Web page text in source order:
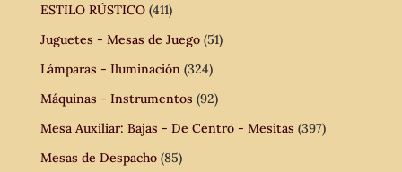
ESTILO RÚSTICO (411)
Juguetes - Mesas de Juego (51)
Lámparas - Iluminación (324)
Máquinas - Instrumentos (92)
Mesa Auxiliar: Bajas - De Centro - Mesitas (397)
Mesas de Despacho (85)